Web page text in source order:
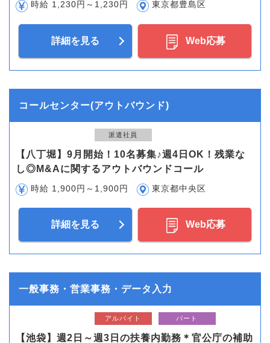
時給 1,230円～1,230円 東京都豊島区
詳細を見る Web応募
コールセンター(アウトバウンド)
派遣社員
【八丁堀】9月開始！10名募集♪週4日OK！残業な
し◎M&Aに関するアウトバウンドコール
時給 1,900円～1,900円 東京都中央区
詳細を見る Web応募
一般事務・営業事務・データ入力
アルバイト パート
【池袋】週2日～週3日の扶養内勤務＊官公庁の補助